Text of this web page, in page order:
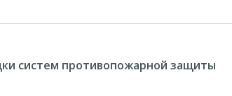
систем противопожарной защиты